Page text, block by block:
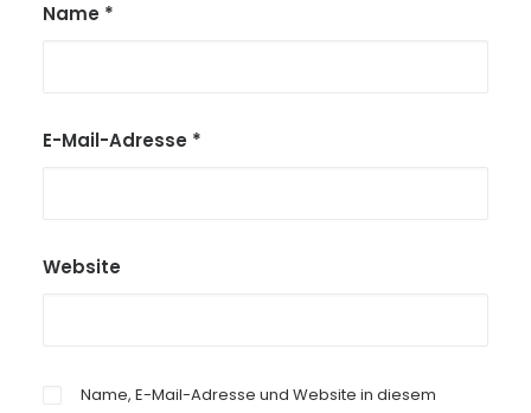
Name *
E-Mail-Adresse *
Website
Name, E-Mail-Adresse und Website in diesem